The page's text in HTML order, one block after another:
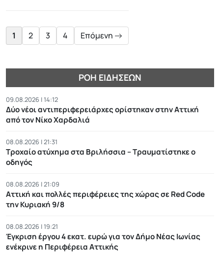
1 2 3 4 Επόμενη
ΡΟΉ ΕΙΔΉΣΕΩΝ
09.08.2026 | 14:12
Δύο νέοι αντιπεριφερειάρχες ορίστηκαν στην Αττική
από τον Νίκο Χαρδαλιά
08.08.2026 | 21:31
Τροχαίο ατύχημα στα Βριλήσσια – Τραυματίστηκε ο
οδηγός
08.08.2026 | 21:09
Αττική και πολλές περιφέρειες της χώρας σε Red Code
την Κυριακή 9/8
08.08.2026 | 19:21
Έγκριση έργου 4 εκατ. ευρώ για τον Δήμο Νέας Ιωνίας
ενέκρινε η Περιφέρεια Αττικής